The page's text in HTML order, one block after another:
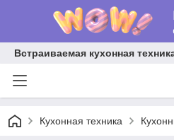
Встраиваемая кухонная
Кухонная техника